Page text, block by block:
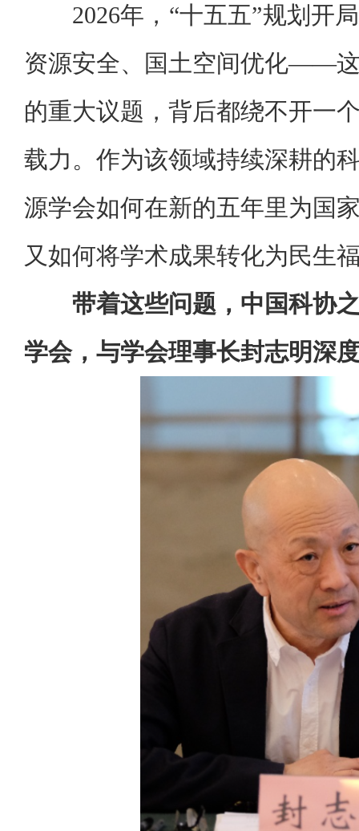
2026年，“十五五”规划开
资源安全、国土空间优化——
的重大议题，背后都绕不开一
载力。作为该领域持续深耕的
源学会如何在新的五年里为国
又如何将学术成果转化为民生
带着这些问题，中国科协
学会，与学会理事长封志明深